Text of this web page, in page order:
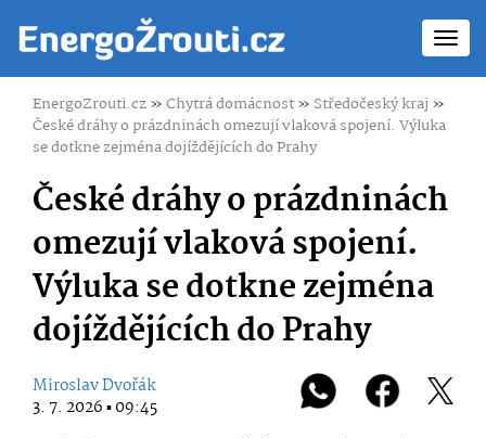
EnergoZrouti.cz»Chytrá domácnost» Středočeský kraj »
České dráhy o prázdninách omezují vlaková spojení. Výluka
se dotkne zejména dojíždějících do Prahy
České dráhy o prázdninách
omezují vlaková spojení.
Výluka se dotkne zejména
dojíždějících do Prahy
Miroslav Dvořák
3. 7. 2026 ▪ 09:45